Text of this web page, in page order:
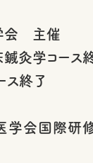
会 主催
灸学コース
ス終了
学会国際研